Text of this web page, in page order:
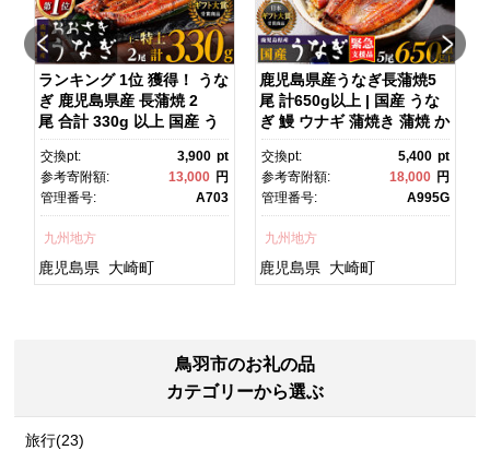
ランキング 1位 獲得！ うな
ぎ 鹿児島県産 長蒲焼 2
尾 合計 330g 以上 国産 う
なぎ 鰻 ウナギ 蒲焼き 蒲
焼 かばやき 魚 魚介 魚貝 海
鮮 うな重 ひつまぶし 蒲
焼 訳あり ギフト 人気 おす
半島 A703
交換pt: 3,900 pt
参考寄附額:
13,000 円
管理番号:
A703
九州地方
鹿児島県 大崎町
鹿児島県産うなぎ長蒲焼5
尾 計650g以上 | 国産 うな
ぎ 鰻 ウナギ 蒲焼き 蒲焼 か
ばやき unagi うなぎ蒲
焼 土用丑の日 土用の丑の
日 丑の日 魚 魚介 魚貝 海
鮮 うな重 蒲焼 訳あり ギフ
県 大崎町 大隅半
島 A995G 【会員限定のお
礼の品】【うなぎ蒲焼 国
交換pt: 5,400 pt
参考寄附額:
18,000 円
管理番号:
A995G
九州地方
鹿児島県 大崎町
鳥羽市のお礼の品
カテゴリーから選ぶ
旅行(23)